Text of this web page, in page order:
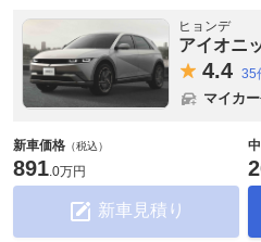
ヒョンデ
アイオニ
4.4 35
マイカ
新車価格 （税込）
891.0万円
新車見積り